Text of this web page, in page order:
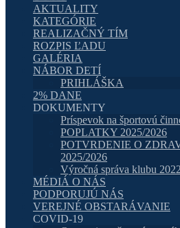
AKTUALITY
KATEGÓRIE
REALIZAČNÝ TÍM
ROZPIS ĽADU
GALÉRIA
NÁBOR DETÍ
PRIHLÁŠKA
2% DANE
DOKUMENTY
Príspevok na športovú
POPLATKY 2025/2026
POTVRDENIE O
2025/2026
Výročná správa klubu 2022
MÉDIÁ O NÁS
PODPORUJÚ NÁS
VEREJNÉ OBSTARÁVANIE
COVID-19